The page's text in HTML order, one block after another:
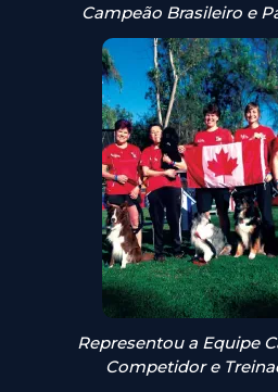
Campeão Brasileiro e
Representou a Equipe
Competidor e